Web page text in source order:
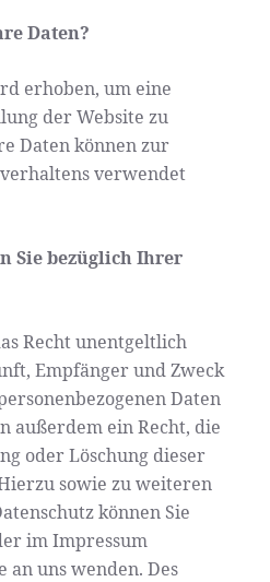
Daten?
erhoben, um eine
der Website zu
Daten können zur
verwendet
Sie bezüglich Ihrer
Recht unentgeltlich
Empfänger und Zweck
Daten
außerdem ein Recht, die
oder Löschung dieser
sowie zu weiteren
können Sie
im Impressum
an uns wenden. Des